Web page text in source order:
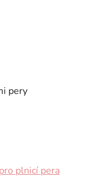
pery
plnicí pera